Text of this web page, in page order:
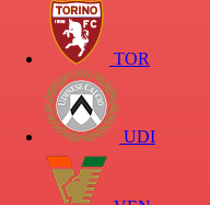
TOR
UDI